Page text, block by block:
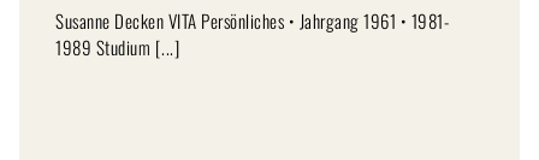
Susanne Decken VITA Persönliches • Jahrgang 1961 • 1981-
1989 Studium [...]